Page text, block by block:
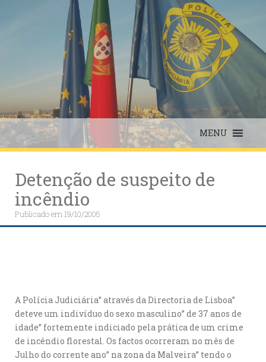
MENU
Detenção de suspeito de
incêndio
Publicado em19/10/2005
A Polícia Judiciária” através da Directoria de Lisboa”
deteve um indivíduo do sexo masculino” de 37 anos de
idade” fortemente indiciado pela prática de um crime
de incêndio florestal. Os factos ocorreram no mês de
Julho do corrente ano” na zona da Malveira” tendo o